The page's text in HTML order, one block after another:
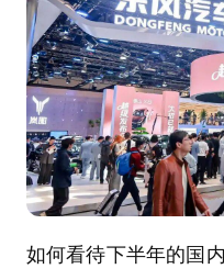
如何看待下半年的国